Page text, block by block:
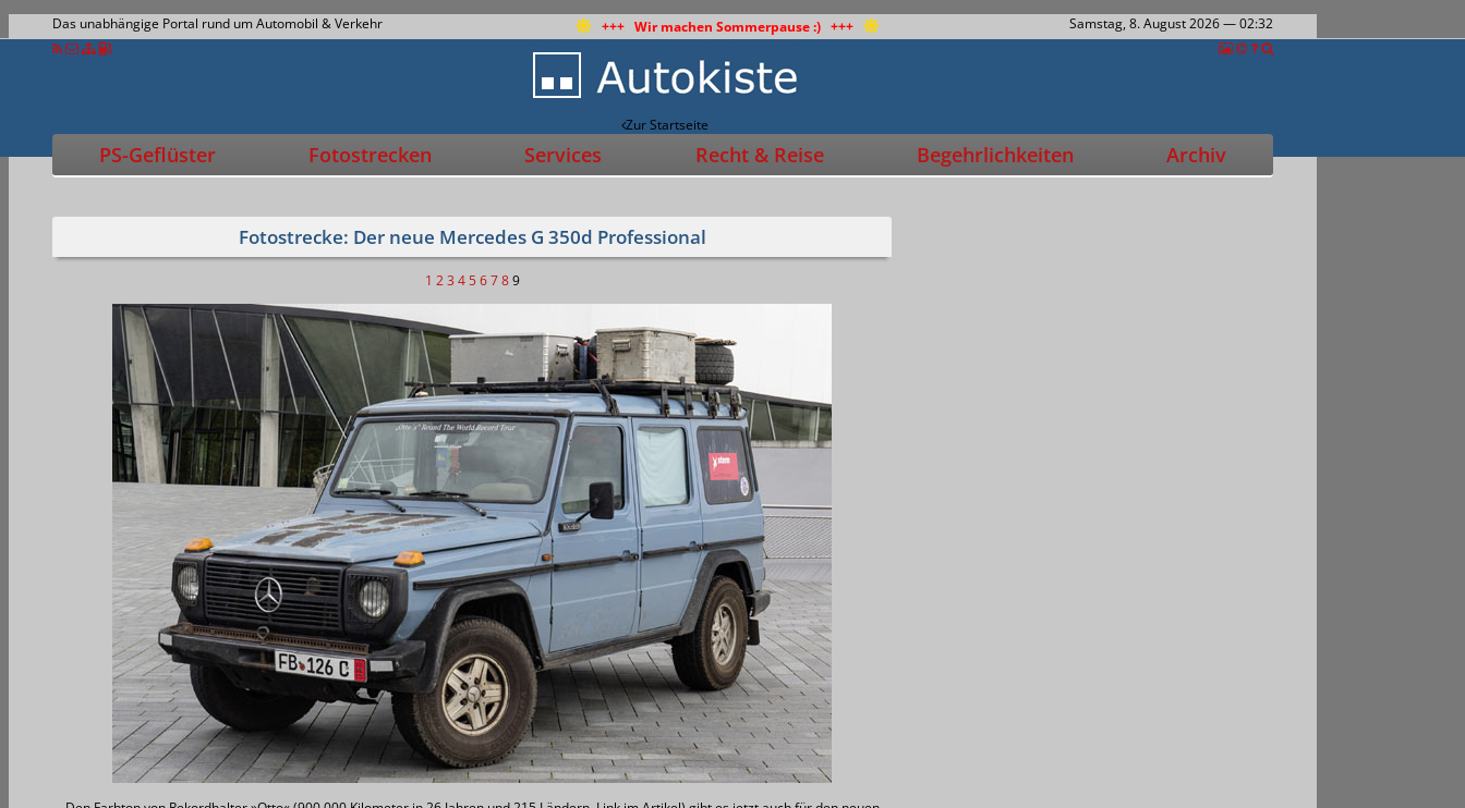
Das unabhängige Portal rund um Automobil & Verkehr +++ Wir machen Sommerpause :) +++ Samstag, 8. August 2026— 02:32
Zur Startseite
PS-Geflüster Fotostrecken Services Recht & Reise Begehrlichkeiten Archiv
Fotostrecke: Der neue Mercedes G 350d Professional
1 2 3 4 5 6 7 8 9